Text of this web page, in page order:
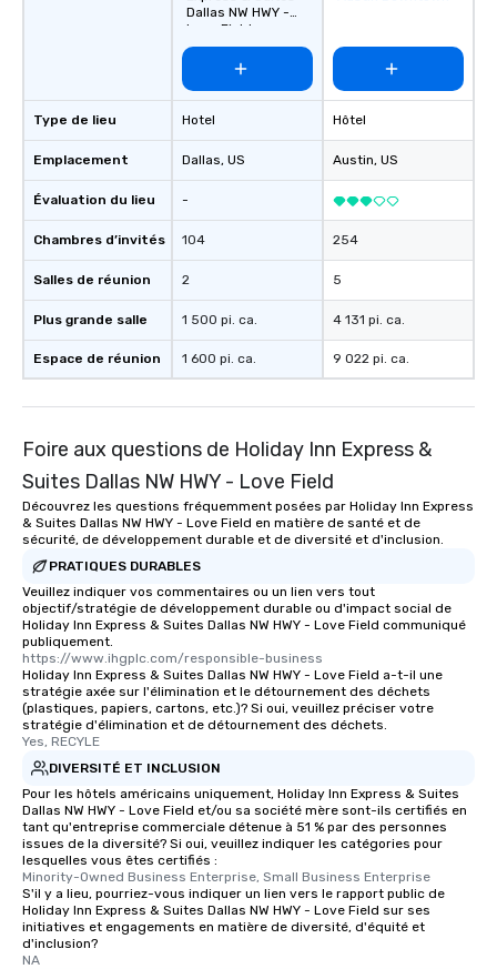
Type de lieu
Emplacement
Évaluation du lieu
Chambres d’invités
Salles de réunion
Plus grande salle
Espace de réunion
Dallas NW HWY -
Love Field
Hotel
Dallas, US
-
104
2
1 500 pi. ca.
1 600 pi. ca.
Hôtel
Austin, US
254
5
4 131 pi. ca.
9 022 pi. ca.
Foire aux questions de Holiday Inn Express &
Suites Dallas NW HWY - Love Field
Découvrez les questions fréquemment posées par Holiday Inn Express
& Suites Dallas NW HWY - Love Field en matière de santé et de
sécurité, de développement durable et de diversité et d'inclusion.
PRATIQUES DURABLES
Veuillez indiquer vos commentaires ou un lien vers tout
objectif/stratégie de développement durable ou d'impact social de
Holiday Inn Express & Suites Dallas NW HWY - Love Field communiqué
publiquement.
https://www.ihgplc.com/responsible-business
Holiday Inn Express & Suites Dallas NW HWY - Love Field a-t-il une
stratégie axée sur l'élimination et le détournement des déchets
(plastiques, papiers, cartons, etc.)? Si oui, veuillez préciser votre
stratégie d'élimination et de détournement des déchets.
Yes, RECYLE
DIVERSITÉ ET INCLUSION
Pour les hôtels américains uniquement, Holiday Inn Express & Suites
Dallas NW HWY - Love Field et/ou sa société mère sont-ils certifiés en
tant qu'entreprise commerciale détenue à 51 % par des personnes
issues de la diversité? Si oui, veuillez indiquer les catégories pour
lesquelles vous êtes certifiés :
Minority-Owned Business Enterprise, Small Business Enterprise
S'il y a lieu, pourriez-vous indiquer un lien vers le rapport public de
Holiday Inn Express & Suites Dallas NW HWY - Love Field sur ses
initiatives et engagements en matière de diversité, d'équité et
d'inclusion?
NA